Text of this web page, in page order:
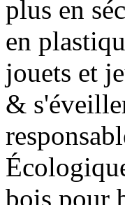
plus en
en
jouets et
&
bois pour